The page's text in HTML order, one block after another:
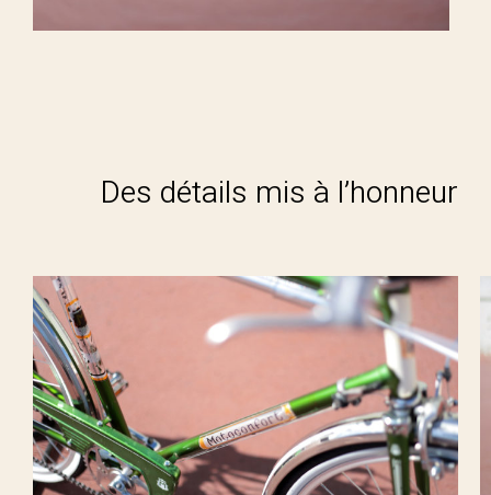
Des détails mis à l’honneur